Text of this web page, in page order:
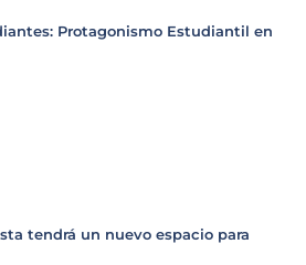
Protagonismo Estudiantil en
tendrá un nuevo espacio para